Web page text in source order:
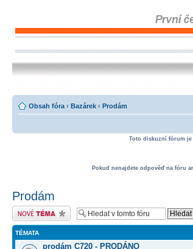
Obsah fóra ‹ Bazárek ‹ Prodám
Toto diskuzní fórum je
Pokud nenajdete odpověď na fóru
Prodám
Odeslat nové téma
TÉMATA
prodám C720 - PRODÁNO